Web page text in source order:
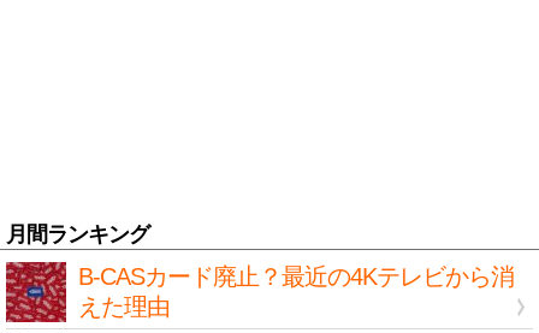
月間ランキング
B-CASカード廃止？最近の4Kテレビから消
えた理由